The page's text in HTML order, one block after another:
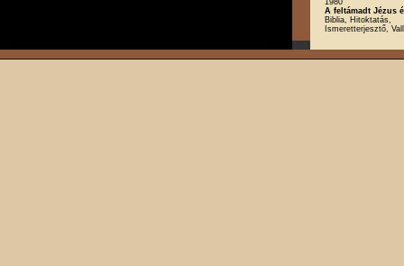
A feltámadt Jézus
Biblia, Hitoktatás,
Ismeretterjesztő,